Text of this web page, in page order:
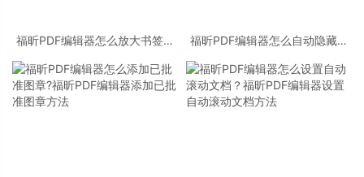
福昕PDF编辑器怎么放大书签文
字方法
福昕PDF编辑器怎么自动隐藏状
隐藏状态栏方法